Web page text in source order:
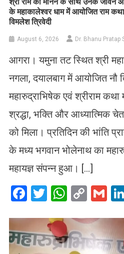
के महाकालेश्वर धाम में आयोजित राम
विमलेश त्रिवेदी
August 6, 2026 Dr. Bhanu Pratap
आगरा। यमुना तट स्थित श्री
नगला, दयालबाग में आयोजित नौ
महारुद्राभिषेक एवं श्रीराम
श्रद्धा, भक्ति और आध्यात्मिक
को मिला। प्रतिदिन की भांति
के मध्य भगवान भोलेनाथ का
महायज्ञ संपन्न हुआ। […]
Facebook
TwitterCopy